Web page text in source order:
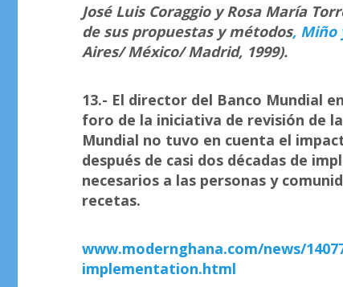
José Luis Coraggio y Rosa María
de sus propuestas y métodos, Miño
Aires/ México/ Madrid, 1999).
13.- El director del Banco Mundial
foro de la iniciativa de revisión de
Mundial no tuvo en cuenta el
después de casi dos décadas de
necesarios a las personas y
recetas.
www.modernghana.com/news/
implementation.html